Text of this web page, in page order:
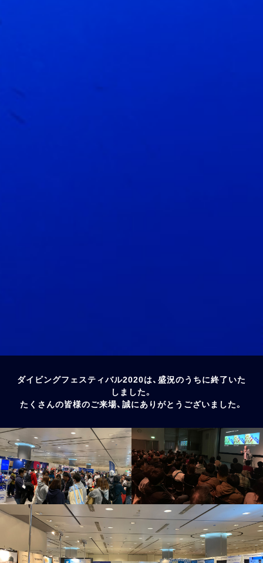
ダイビングフェスティバル2020は、盛況のうちに終了いた
しました。
たくさんの皆様のご来場、誠にありがとうございました。